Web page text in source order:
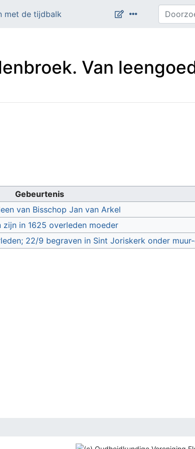
met de tijdbalk
Van
Gebeurtenis
van Bisschop Jan van Arkel
in 1625 overleden moeder
22/9 begraven in Sint Joriskerk onder